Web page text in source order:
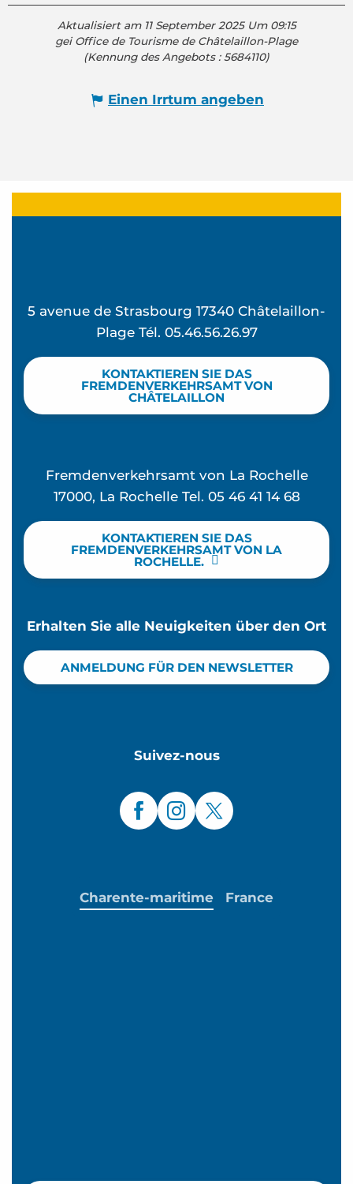
Aktualisiert am 11 September 2025 Um 09:15
gei Office de Tourisme de Châtelaillon-Plage
(Kennung des Angebots :5684110)
Einen Irrtum angeben
5 avenue de Strasbourg 17340 Châtelaillon-
Plage Tél. 05.46.56.26.97
KONTAKTIEREN SIE DAS
FREMDENVERKEHRSAMT VON
CHÂTELAILLON
Fremdenverkehrsamt von La Rochelle
17000, La Rochelle Tel. 05 46 41 14 68
KONTAKTIEREN SIE DAS
FREMDENVERKEHRSAMT VON LA
ROCHELLE.
Erhalten Sie alle Neuigkeiten über den Ort
ANMELDUNG FÜR DEN NEWSLETTER
Suivez-nous
Charente-maritime France